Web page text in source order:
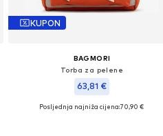
KUPON
BAGMORI
Torba za pelene
63,81 €
+4
Dostupne veličine: OneSize
Posljednja najniža cijena:70,90 €